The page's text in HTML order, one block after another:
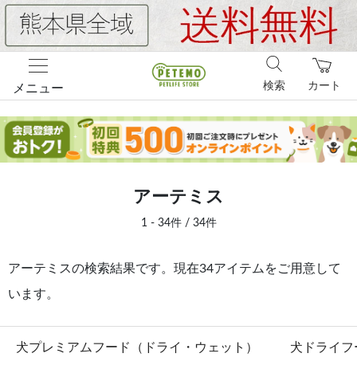
メニュー カート
検索
アーテミス
1 - 34件 / 34件
アーテミスの検索結果です。現在34アイテムをご用意して
います。
犬プレミアムフード（ドライ・ウェット） 犬ドライフ